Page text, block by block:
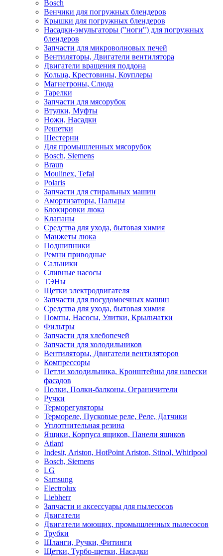
Bosch
Венчики для погружных блендеров
Крышки для погружных блендеров
Насадки-эмульгаторы ("ноги") для погружных
блендеров
Запчасти для микроволновых печей
Вентиляторы, Двигатели вентилятора
Двигатели вращения поддона
Кольца, Крестовины, Коуплеры
Магнетроны, Слюда
Тарелки
Запчасти для мясорубок
Втулки, Муфты
Ножи, Насадки
Решетки
Шестерни
Для промышленных мясорубок
Bosch, Siemens
Braun
Moulinex, Tefal
Polaris
Запчасти для стиральных машин
Амортизаторы, Пальцы
Блокировки люка
Клапаны
Средства для ухода, бытовая химия
Манжеты люка
Подшипники
Ремни приводные
Сальники
Сливные насосы
ТЭНы
Щетки электродвигателя
Запчасти для посудомоечных машин
Средства для ухода, бытовая химия
Помпы, Насосы, Улитки, Крыльчатки
Фильтры
Запчасти для хлебопечей
Запчасти для холодильников
Вентиляторы, Двигатели вентиляторов
Компрессоры
Петли холодильника, Кронштейны для навески
фасадов
Полки, Полки-балконы, Ограничители
Ручки
Терморегуляторы
Термореле, Пусковые реле, Реле, Датчики
Уплотнительная резина
Ящики, Корпуса ящиков, Панели ящиков
Atlant
Indesit, Ariston, HotPoint Ariston, Stinol, Whirlpool
Bosch, Siemens
LG
Samsung
Electrolux
Liebherr
Запчасти и аксессуары для пылесосов
Двигатели
Двигатели моющих, промышленных пылесосов
Трубки
Шланги, Ручки, Фитинги
Щетки, Турбо-щетки, Насадки